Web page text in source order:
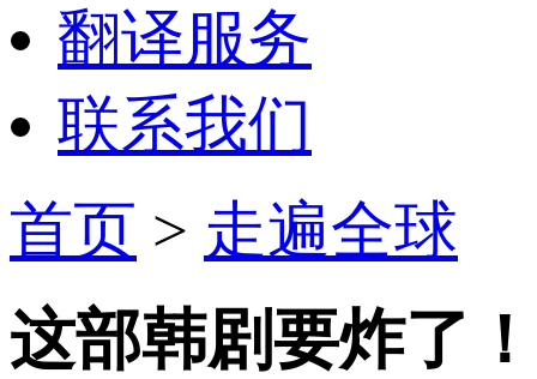
翻译服务
联系我们
首页 > 走遍全球
这部韩剧要炸了